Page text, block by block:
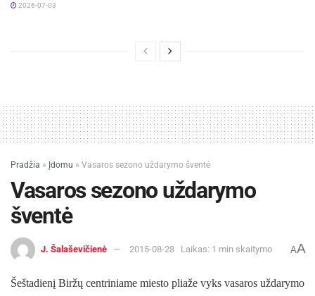
2026-07-03
Pradžia » Įdomu » Vasaros sezono uždarymo šventė
Vasaros sezono uždarymo
šventė
J. Šalaševičienė 2015-08-28 Laikas: 1 min skaitymo AA
Šeštadienį Biržų centriniame miesto pliaže vyks vasaros uždarymo